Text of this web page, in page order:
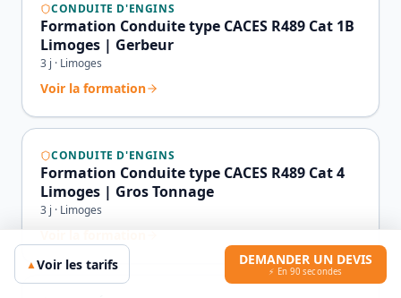
CONDUITE D'ENGINS
Formation Conduite type CACES R489 Cat 1B
Limoges | Gerbeur
3 j · Limoges
Voir la formation
CONDUITE D'ENGINS
Formation Conduite type CACES R489 Cat 4
Limoges | Gros Tonnage
3 j · Limoges
▲Voir les tarifs DEMANDER UN DEVIS
⚡ En 90 secondes